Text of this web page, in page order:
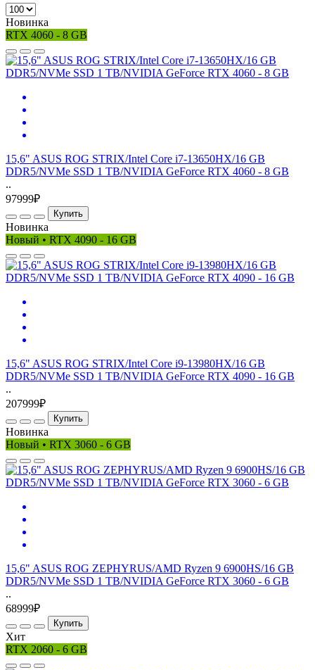
Новинка
RTX 4060 - 8 GB
15,6" ASUS ROG STRIX/Intel Core i7-13650HX/16 GB
DDR5/NVMe SSD 1 TB/NVIDIA GeForce RTX 4060 - 8 GB
..
97999₽
Купить
Новинка
Новый • RTX 4090 - 16 GB
15,6" ASUS ROG STRIX/Intel Core i9-13980HX/16 GB
DDR5/NVMe SSD 1 TB/NVIDIA GeForce RTX 4090 - 16 GB
..
207999₽
Купить
Новинка
Новый • RTX 3060 - 6 GB
15,6" ASUS ROG ZEPHYRUS/AMD Ryzen 9 6900HS/16 GB
DDR5/NVMe SSD 1 TB/NVIDIA GeForce RTX 3060 - 6 GB
..
68999₽
Купить
Хит
RTX 2060 - 6 GB